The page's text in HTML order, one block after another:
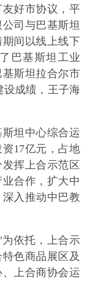
好市协议，平
司与巴基斯坦
间以线上线下
巴基斯坦工业
斯坦拉合尔市
设成绩，王子海
坦中心综合运
17亿元，占地
挥上合示范区
合作，扩大中
入推动中巴教
依托，上合示
色商品展区及
上合商协会运